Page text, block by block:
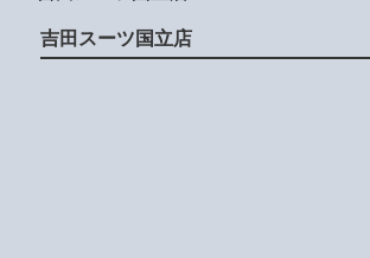
吉田スーツ国立店